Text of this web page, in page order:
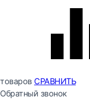
товаров СРАВНИТЬ
Обратный звонок